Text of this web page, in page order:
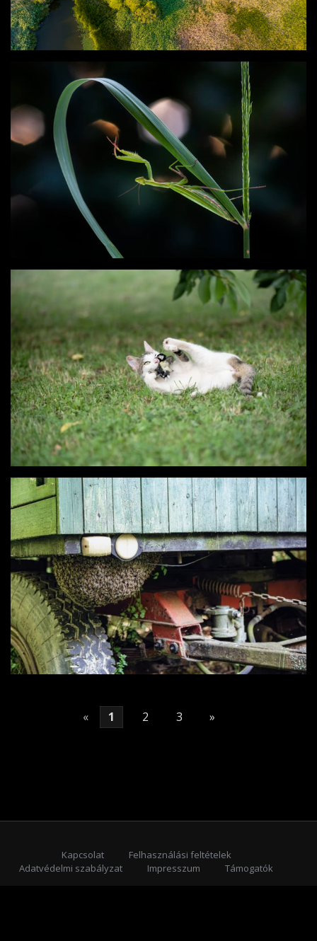
« 1 2 3 »
Kapcsolat
Felhasználási feltételek
Adatvédelmi szabályzat
Impresszum
Támogatók